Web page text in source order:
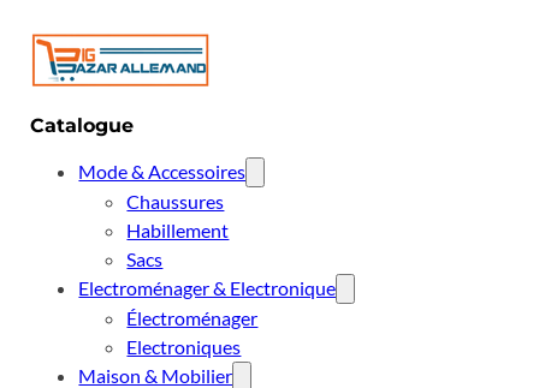
Catalogue
Mode & Accessoires
Chaussures
Habillement
Sacs
Electroménager & Electronique
Électroménager
Electroniques
Maison & Mobilier